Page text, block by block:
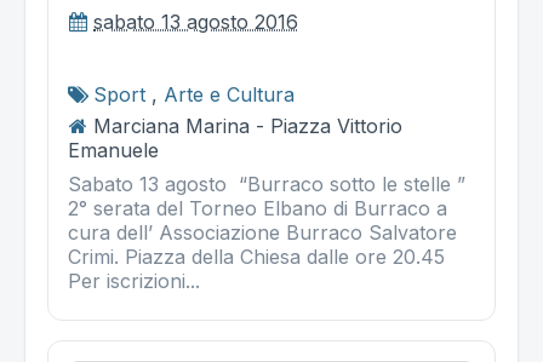
sabato 13 agosto 2016
Sport , Arte e Cultura
Marciana Marina - Piazza Vittorio
Emanuele
Sabato 13 agosto “Burraco sotto le stelle ”
2° serata del Torneo Elbano di Burraco a
cura dell’ Associazione Burraco Salvatore
Crimi. Piazza della Chiesa dalle ore 20.45
Per iscrizioni...